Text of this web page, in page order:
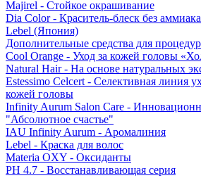
Majirel - Стойкое окрашивание
Dia Color - Краситель-блеск без аммиака
Lebel (Япония)
Дополнительные средства для
Cool Orange - Уход за кожей головы
Natural Hair - На основе натуральных
Estessimo Celcert - Селективная линия
кожей головы
Infinity Aurum Salon Care -
"Абсолютное счастье"
IAU Infinity Aurum - Аромалиния
Lebel - Краска для волос
Materia OXY - Оксиданты
PH 4.7 - Восстанавливающая серия